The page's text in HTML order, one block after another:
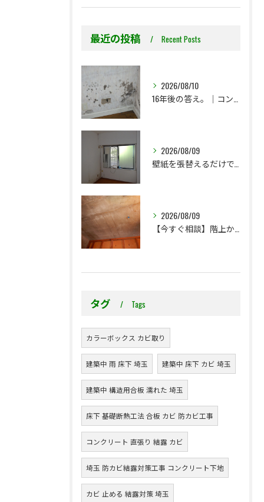
最近の投稿 Recent Posts
2026/08/10
2026/08/09
2026/08/09
タグ Tags
カラーボックス カビ取り
建築中 雨 床下 埼玉 建築中 床下 カビ 埼玉
建築中 構造用合板 濡れた 埼玉
床下 基礎断熱工法 合板 カビ 防カビ工事
コンクリート 直張り 結露 カビ
埼玉 防カビ結露対策工事 コンクリート下地
カビ 止める 結露対策 埼玉